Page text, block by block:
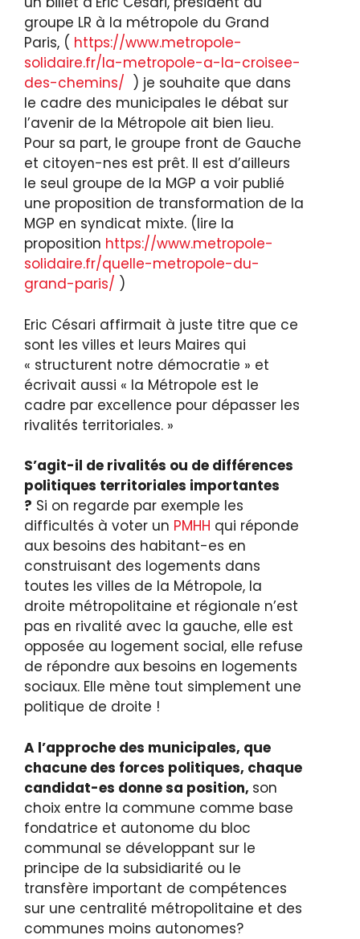
groupe LR à la métropole du Grand
Paris, ( https://www.metropole-
solidaire.fr/la-metropole-a-la-croisee-
des-chemins/ ) je souhaite que dans
le cadre des municipales le débat sur
l’avenir de la Métropole ait bien lieu.
Pour sa part, le groupe front de Gauche
et citoyen-nes est prêt. Il est d’ailleurs
le seul groupe de la MGP a voir publié
une proposition de transformation de la
MGP en syndicat mixte. (lire la
proposition https://www.metropole-
solidaire.fr/quelle-metropole-du-
grand-paris/ )
Eric Césari affirmait à juste titre que ce
sont les villes et leurs Maires qui
« structurent notre démocratie » et
écrivait aussi « la Métropole est le
cadre par excellence pour dépasser les
rivalités territoriales. »
S’agit-il de rivalités ou de différences
politiques territoriales importantes
? Si on regarde par exemple les
difficultés à voter un PMHH qui réponde
aux besoins des habitant-es en
construisant des logements dans
toutes les villes de la Métropole, la
droite métropolitaine et régionale n’est
pas en rivalité avec la gauche, elle est
opposée au logement social, elle refuse
de répondre aux besoins en logements
sociaux. Elle mène tout simplement une
politique de droite !
A l’approche des municipales, que
chacune des forces politiques, chaque
candidat-es donne sa position, son
choix entre la commune comme base
fondatrice et autonome du bloc
communal se développant sur le
principe de la subsidiarité ou le
transfère important de compétences
sur une centralité métropolitaine et des
communes moins autonomes?